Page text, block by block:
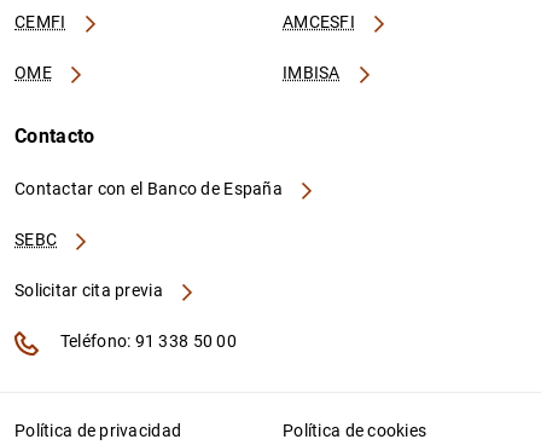
CEMFI AMCESFI
OME IMBISA
Contacto
Contactar con el Banco de España
SEBC
Solicitar cita previa
Teléfono: 91 338 50 00
Política de privacidad Política de cookies